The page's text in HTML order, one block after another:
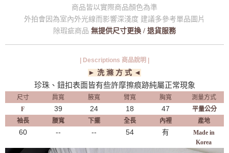
商品皆以實際商品顏色為準
外拍會因為室內外光線而影響深淺度 建議多參考單品圖片
除瑕疵商品 無提供尺寸更換 / 退貨服務
| Descriptions 商品說明 |
► 洗 滌 方 式 ◄
珍珠、鈕扣表面皆有些許摩擦痕跡純屬正常現象
尺寸 肩寬 腋寬 臂寬 胸寬
測量方式
F
39 24 18 47
平量公分
袖長
腰寬 下擺 全長 內裡 產地
60 -- -- 54 有
Made in
Korea